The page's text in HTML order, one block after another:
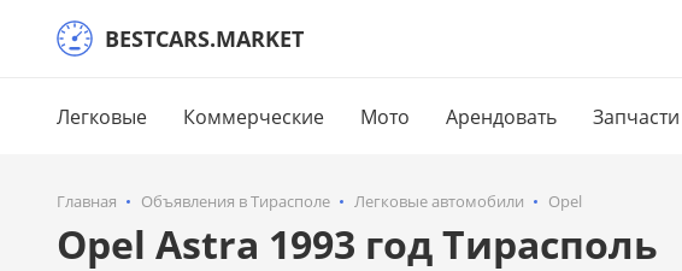
BESTCARS.MARKET
Легковые Коммерческие Мото Арендовать Запчасти
Главная Объявления в Тирасполе Легковые автомобили Opel
Opel Astra 1993 год Тирасполь